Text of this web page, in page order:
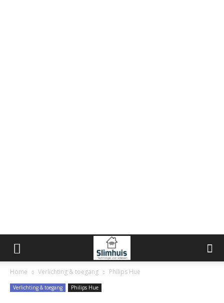
Home Verlichting & toegang Philips Hue
Verlichting & toegang Philips Hue